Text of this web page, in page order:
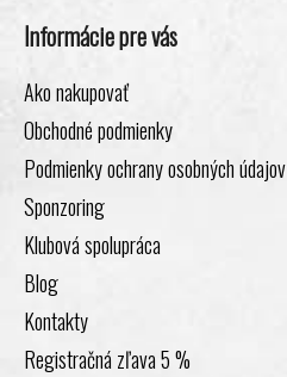
Informácie pre vás
Ako nakupovať
Obchodné podmienky
Podmienky ochrany osobných údajov
Sponzoring
Klubová spolupráca
Blog
Kontakty
Registračná zľava 5 %